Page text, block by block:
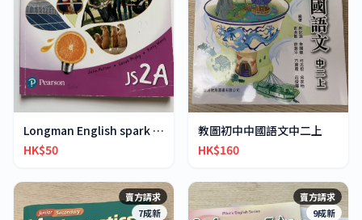
Longman English spark JS2A
HK$50
教圖初中中國語文中二上
HK$160
賣方請求
7成新
賣方請求
9成新